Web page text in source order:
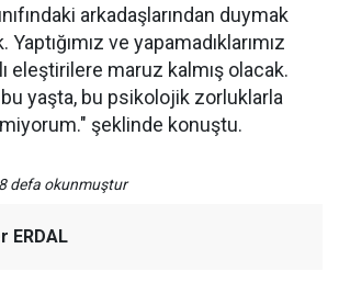
arkadaşlarından duymak
ve yapamadıklarımız
eleştirilere maruz kalmış olacak.
yaşta, bu psikolojik zorluklarla
şeklinde konuştu.
defa okunmuştur
ERDAL